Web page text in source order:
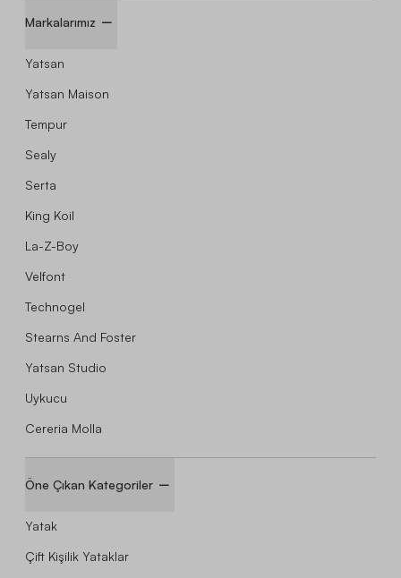
Markalarımız
Yatsan
Yatsan Maison
Tempur
Sealy
Serta
King Koil
La-Z-Boy
Velfont
Technogel
Stearns And Foster
Yatsan Studio
Uykucu
Cereria Molla
Öne Çıkan Kategoriler
Yatak
Çift Kişilik Yataklar